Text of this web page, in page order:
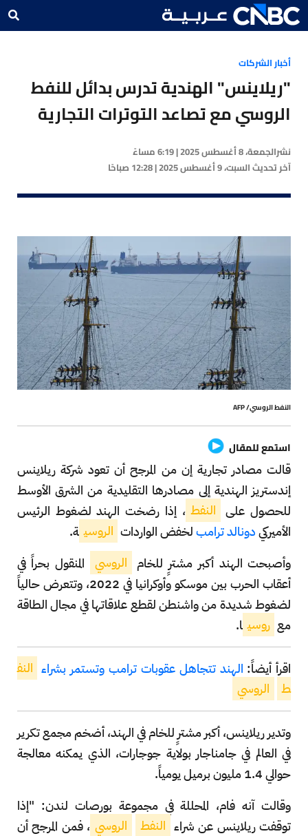
أخبار الشركات
"ريلاينس" الهندية تدرس بدائل للنفط
الروسي مع تصاعد التوترات التجارية
نشرالجمعة، 8 أغسطس 2025 | 6:19 مساءً
آخر تحديثالسبت، 9 أغسطس 2025 | 12:28 صباحًا
النفط الروسي/ AFP
استمع للمقال
قالت مصادر تجارية إن من المرجح أن تعود شركة ريلاينس
إندستريز الهندية إلى مصادرها التقليدية من الشرق الأوسط
للحصول على النفط ، إذا رضخت الهند لضغوط الرئيس
الأميركيدونالد ترامبلخفض الواردات الروسي ة.
وأصبحت الهند أكبر مشترٍ للخام الروسي المنقول بحراً في
أعقاب الحرب بين موسكو وأوكرانيا في 2022، وتتعرض حالياً
لضغوط شديدة من واشنطن لقطع علاقاتها في مجال الطاقة
مع روسي ا.
اقرأ أيضاً: الهند تتجاهل عقوبات ترامب وتستمر بشراء النف
ط
الروسي
وتدير ريلاينس، أكبر مشترٍ للخام في الهند، أضخم مجمع تكرير
في العالم في جامناجار بولاية جوجارات، الذي يمكنه معالجة
حوالي 1.4 مليون برميل يومياً.
وقالت آنه فام، المحللة في مجموعة بورصات لندن: "إذا
توقفت ريلاينس عن شراء النفط الروسي ، فمن المرجح أن